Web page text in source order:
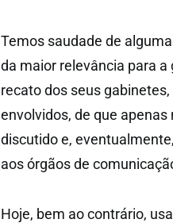
Temos saudade de
da maior relevância para
recato dos seus
envolvidos, de que
discutido e,
aos órgãos de
Hoje, bem ao contrário,